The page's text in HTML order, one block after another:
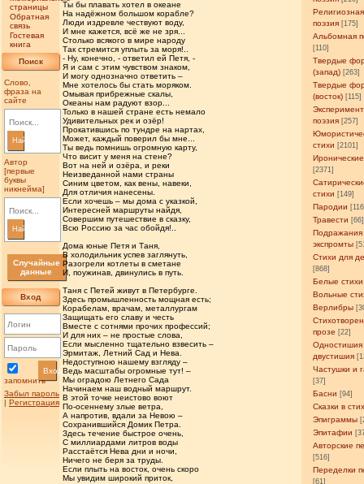
страницы
Обратная
связь
Гостевая
книга
Поиск
Слово,
фраза на
сайте
Найти
Автор
[первые
буквы
никнейма]
Найти
Случайные
данные
Вход
запомнить
Вход
Забыл пароль
| Регистрация
Религиозная
поэзия [175]
Альбомная
[110]
Твердые
(запад) [263]
Твердые
(восток) [115]
поэзия [257]
стихи [2101]
[2371]
стихи [149]
Пародии
Травести [66]
Подражания
экспромты
Стихи для
[868]
Белые стихи
Вольные
Верлибры
прозе [22]
Одностишия
двустишия
Частушки и
[37]
Басни [94]
Сказки в
Эпиграммы
Эпитафии
Авторские
[516]
Переделки
[61]
Ты бы плавать хотел в океане
На надёжном большом корабле?
Люди издревле чествуют воду,
И мне кажется, всё же не зря...
Столько всякого в мире народу
Так стремится уплыть за моря!..
- Ну, конечно, - ответил ей Петя, -
Я и сам с этим чувством знаком,
И могу однозначно ответить –
Мне хотелось бы стать моряком.
Омывая прибрежные скалы,
Океаны нам радуют взор...
Только в нашей стране есть немало
Удивительных рек и озёр!
Прокатившись по тундре на нартах,
Может, каждый поверил бы мне...
Ты ведь помнишь огромную карту,
Что висит у меня на стене?
Вот на ней и озёра, и реки
Неизведанной нами страны
Синим цветом, как вены, навеки,
Для отличия нанесены.
Если хочешь – мы дома с указкой,
Интересней маршруты найдя,
Совершим путешествие в сказку,
Всю Россию за час обойдя!..
Дома юные Петя и Таня,
В холодильник успев заглянуть,
Разогрели котлеты в сметане
И, поужинав, двинулись в путь.
Таня с Петей живут в Петербурге.
Здесь промышленность мощная есть;
Корабелам, врачам, металлургам
Защищать его славу и честь
Вместе с сотнями прочих профессий;
И для них – не простые слова,
Если мысленно тщательно взвесить –
Эрмитаж, Летний Сад и Нева.
Недоступною нашему взгляду –
Ведь масштабы огромные тут! –
Мы оградою Летнего Сада
Начинаем наш водный маршрут.
В этой точке неистово воют
По-осеннему злые ветра,
А напротив, вдали за Невою –
Сохранившийся Домик Петра.
Здесь течение быстрое очень,
С миллиардами литров воды
Расстаётся Нева дни и ночи,
Ничего не беря за труды.
Если плыть на восток, очень скоро
Мы увидим широкий приток,